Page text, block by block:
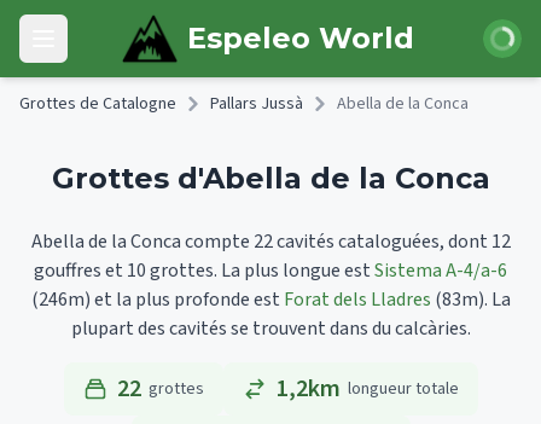
Skip to main content
Open main menu Espeleo World
Grottes de Catalogne Pallars Jussà Abella de la Conca
Grottes d'Abella de la Conca
Abella de la Conca compte 22 cavités cataloguées, dont 12
gouffres et 10 grottes. La plus longue estSistema A-4/a-6
(246m)et la plus profonde est Forat dels Lladres (83m). La
plupart des cavités se trouvent dans du calcàries.
22 grottes 1,2km longueur totale